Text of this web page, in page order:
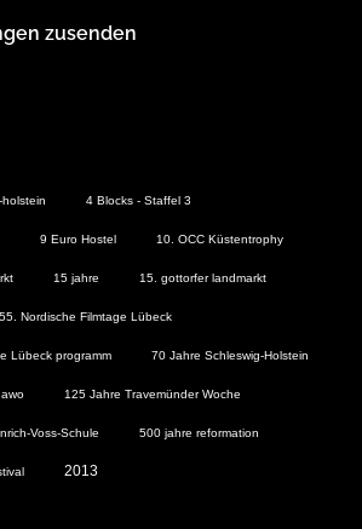
zusenden
4 Blocks - Staffel 3
9 Euro Hostel 10. OCC Küstentrophy
15 jahre 15. gottorfer landmarkt
55. Nordische Filmtage Lübeck
Lübeck programm 70 Jahre Schleswig-Holstein
125 Jahre Travemünder Woche
Voss-Schule 500 jahre reformation
2013